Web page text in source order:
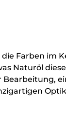
Farben im
Naturöl
Bearbeitung,